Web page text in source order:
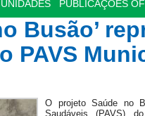
PUBLICAÇÕES
Busão’
PAVS
O projeto Saúde no
Saudáveis (PAVS)